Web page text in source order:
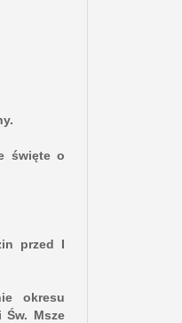
święte o
przed I
okresu
Msze